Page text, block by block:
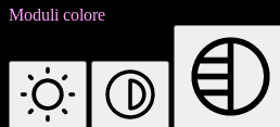
Moduli colore